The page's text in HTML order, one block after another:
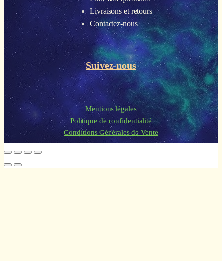
Livraisons et retours
Contactez-nous
Suivez-nous
Mentions légales
Politique de confidentialité
Conditions Générales de Vente